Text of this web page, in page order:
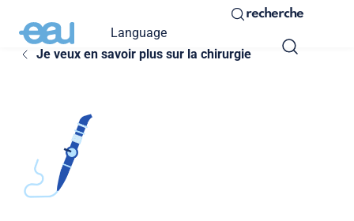
Language
recherche
Je veux en savoir plus sur la chirurgie